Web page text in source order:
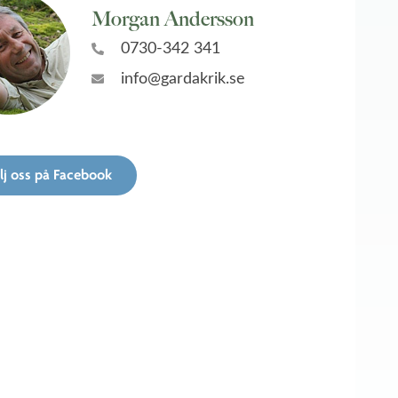
Morgan Andersson
0730-342 341
info@gardakrik.se
oss på Facebook